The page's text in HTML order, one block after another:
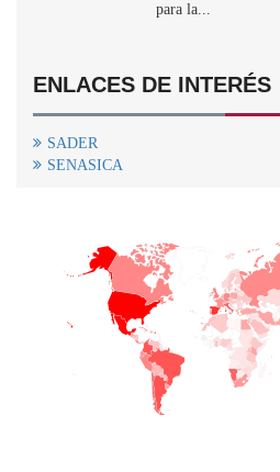
para la...
ENLACES DE INTERÉS
SADER
SENASICA